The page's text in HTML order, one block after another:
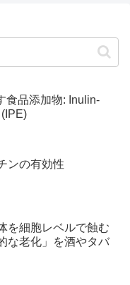
食品添加物: Inulin-
ンの有効性
を細胞レベルで蝕む
な老化」を酒やタバ